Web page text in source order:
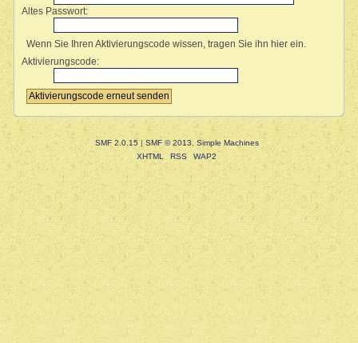
Altes Passwort:
Wenn Sie Ihren Aktivierungscode wissen, tragen Sie ihn hier ein.
Aktivierungscode:
SMF 2.0.15 | SMF © 2013
Simple Machines
XHTML
RSS WAP2